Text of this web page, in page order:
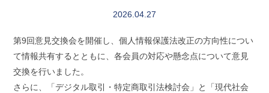
2026.04.27
第9回意見交換会を開催し、個人情報保護法改正の方向性につい
て情報共有するとともに、各会員の対応や懸念点について意見
交換を行いました。
さらに、「デジタル取引・特定商取引法検討会」と「現代社会